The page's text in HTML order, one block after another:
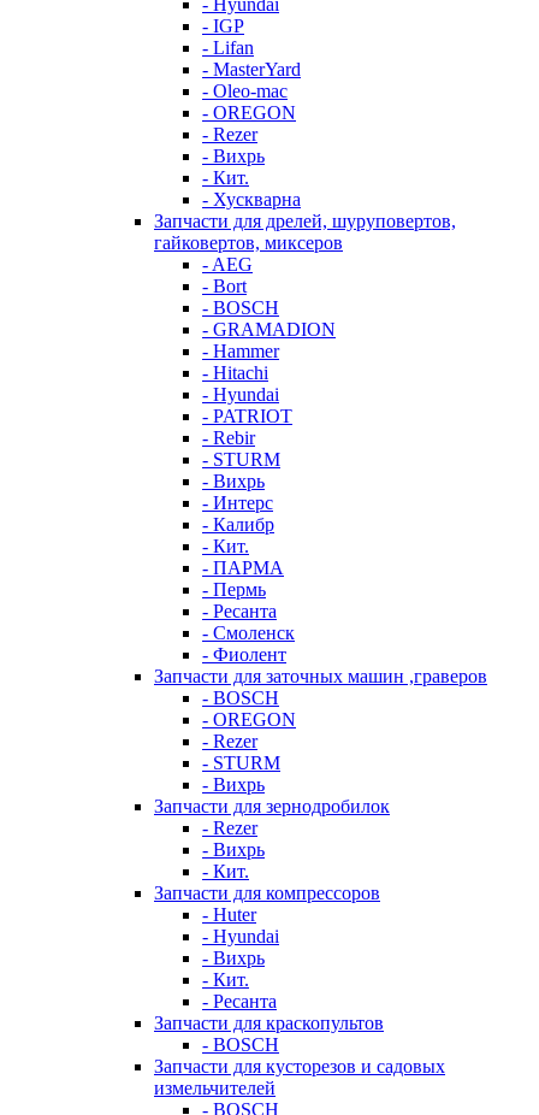
- Hyundai
- IGP
- Lifan
- MasterYard
- Oleo-mac
- OREGON
- Rezer
- Вихрь
- Кит.
- Хускварна
Запчасти для дрелей, шуруповертов,
гайковертов, миксеров
- AEG
- Bort
- BOSCH
- GRAMADION
- Hammer
- Hitachi
- Hyundai
- PATRIOT
- Rebir
- STURM
- Вихрь
- Интерс
- Калибр
- Кит.
- ПАРМА
- Пермь
- Ресанта
- Смоленск
- Фиолент
Запчасти для заточных машин ,граверов
- BOSCH
- OREGON
- Rezer
- STURM
- Вихрь
Запчасти для зернодробилок
- Rezer
- Вихрь
- Кит.
Запчасти для компрессоров
- Huter
- Hyundai
- Вихрь
- Кит.
- Ресанта
Запчасти для краскопультов
- BOSCH
Запчасти для кусторезов и садовых
измельчителей
- BOSCH